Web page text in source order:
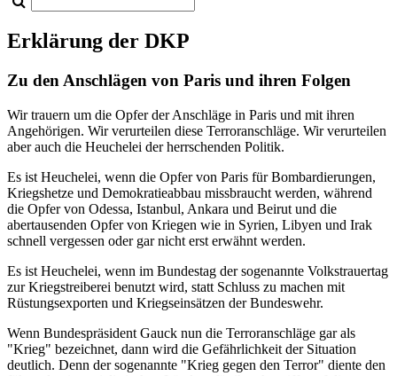
Erklärung der DKP
Zu den Anschlägen von Paris und ihren Folgen
Wir trauern um die Opfer der Anschläge in Paris und mit ihren
Angehörigen. Wir verurteilen diese Terroranschläge. Wir verurteilen
aber auch die Heuchelei der herrschenden Politik.
Es ist Heuchelei, wenn die Opfer von Paris für Bombardierungen,
Kriegshetze und Demokratieabbau missbraucht werden, während
die Opfer von Odessa, Istanbul, Ankara und Beirut und die
abertausenden Opfer von Kriegen wie in Syrien, Libyen und Irak
schnell vergessen oder gar nicht erst erwähnt werden.
Es ist Heuchelei, wenn im Bundestag der sogenannte Volkstrauertag
zur Kriegstreiberei benutzt wird, statt Schluss zu machen mit
Rüstungsexporten und Kriegseinsätzen der Bundeswehr.
Wenn Bundespräsident Gauck nun die Terroranschläge gar als
"Krieg" bezeichnet, dann wird die Gefährlichkeit der Situation
deutlich. Denn der sogenannte "Krieg gegen den Terror" diente den